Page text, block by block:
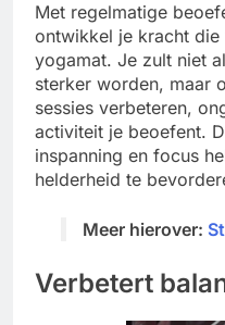
Met regelmatige
ontwikkel je kracht
yogamat. Je zult niet
sterker worden, maar
sessies verbeteren,
activiteit je beoefent.
inspanning en focus
helderheid te
Meer hierover:
Verbetert